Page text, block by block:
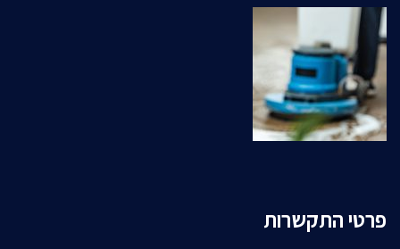
פרטי התקשרות